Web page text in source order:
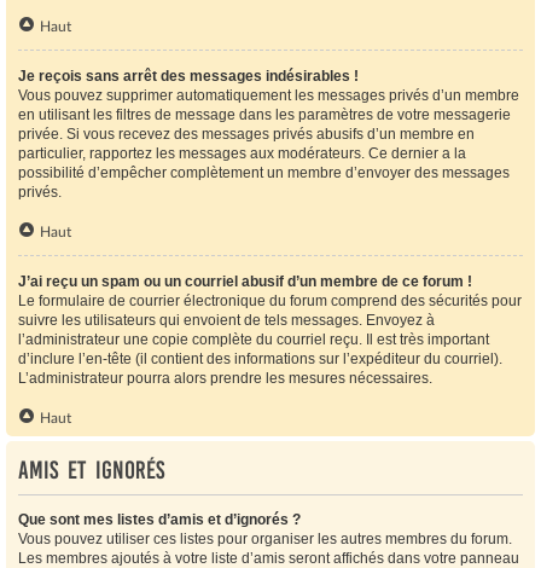
Haut
Je reçois sans arrêt des messages indésirables !
Vous pouvez supprimer automatiquement les messages privés d’un membre
en utilisant les filtres de message dans les paramètres de votre messagerie
privée. Si vous recevez des messages privés abusifs d’un membre en
particulier, rapportez les messages aux modérateurs. Ce dernier a la
possibilité d’empêcher complètement un membre d’envoyer des messages
privés.
Haut
J’ai reçu un spam ou un courriel abusif d’un membre de ce forum !
Le formulaire de courrier électronique du forum comprend des sécurités pour
suivre les utilisateurs qui envoient de tels messages. Envoyez à
l’administrateur une copie complète du courriel reçu. Il est très important
d’inclure l’en-tête (il contient des informations sur l’expéditeur du courriel).
L’administrateur pourra alors prendre les mesures nécessaires.
Haut
Amis et ignorés
Que sont mes listes d’amis et d’ignorés ?
Vous pouvez utiliser ces listes pour organiser les autres membres du forum.
Les membres ajoutés à votre liste d’amis seront affichés dans votre panneau